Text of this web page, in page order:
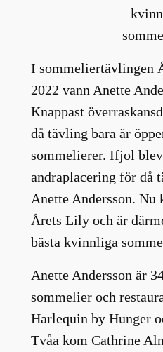
I sommeliertävlingen
2022 vann Anette
Knappast
då tävling bara är
sommelierer. Ifjol
andraplacering för då
Anette Andersson.
Årets Lily och är
bästa kvinnliga
Anette Andersson är
sommelier och
Harlequin by Hunger
Tvåa kom Cathrine